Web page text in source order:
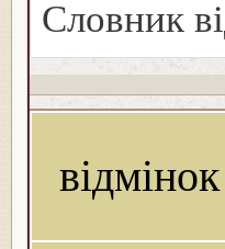
Словник
відмінок